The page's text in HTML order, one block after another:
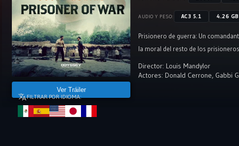
Ver Tráiler
AUDIO Y PESO: AC3 5.1 4.26 GB
Prisionero de guerra: Un
la moral del resto de los
Director: Louis Mandylor
Actores: Donald Cerrone, Gabbi
FILTRAR POR IDIOMA: